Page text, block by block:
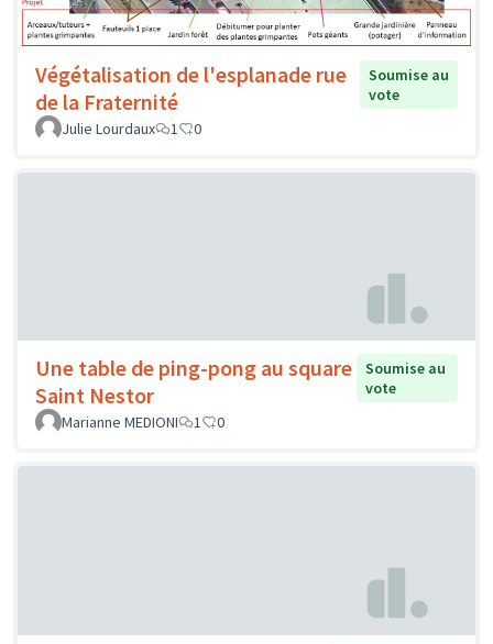
Végétalisation de l'esplanade rue
de la Fraternité
Soumise au
vote
Julie Lourdaux
1 0
Une table de ping-pong au square
Saint Nestor
Soumise au
vote
Marianne MEDIONI
1 0